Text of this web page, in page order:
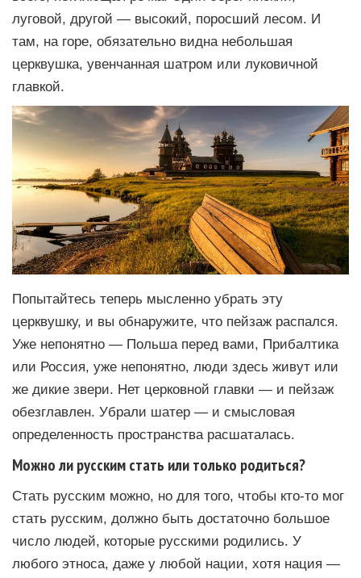
луговой, другой — высокий, поросший лесом. И
там, на горе, обязательно видна небольшая
церквушка, увенчанная шатром или луковичной
главкой.
Попытайтесь теперь мысленно убрать эту
церквушку, и вы обнаружите, что пейзаж распался.
Уже непонятно — Польша перед вами, Прибалтика
или Россия, уже непонятно, люди здесь живут или
же дикие звери. Нет церковной главки — и пейзаж
обезглавлен. Убрали шатер — и смысловая
определенность пространства расшаталась.
Можно ли русским стать или только родиться?
Стать русским можно, но для того, чтобы кто-то мог
стать русским, должно быть достаточно большое
число людей, которые русскими родились. У
любого этноса, даже у любой нации, хотя нация —